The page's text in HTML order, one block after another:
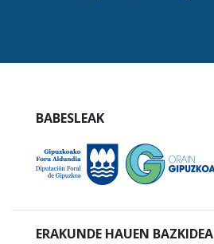
BABESLEAK
ERAKUNDE HAUEN BAZKIDEA